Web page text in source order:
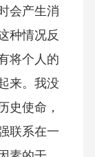
会产生消
种情况反
将个人的
来。我没
史使命，
联系在一